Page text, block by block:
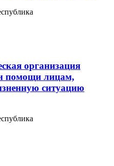
организация
помощи лицам,
ситуацию